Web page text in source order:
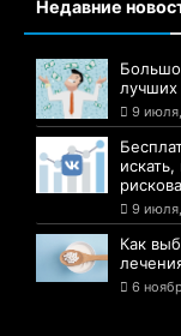
Недавние
9
9
Как
6